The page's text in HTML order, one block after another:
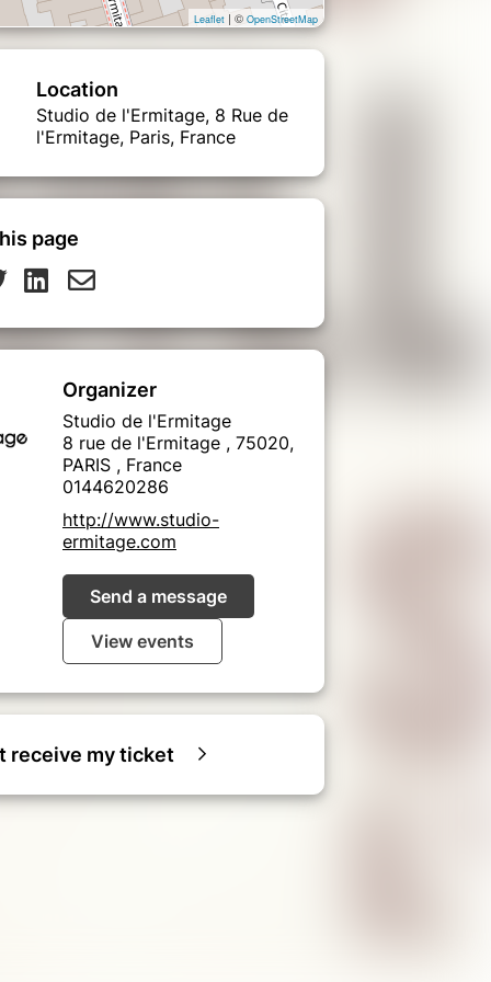
Leaflet | © OpenStreetMap
Location
Studio de l'Ermitage, 8 Rue de
l'Ermitage, Paris, France
page
Organizer
Studio de l'Ermitage
8 rue de l'Ermitage , 75020,
PARIS , France
0144620286
http://www.studio-
ermitage.com
Send a message
View events
receive my ticket